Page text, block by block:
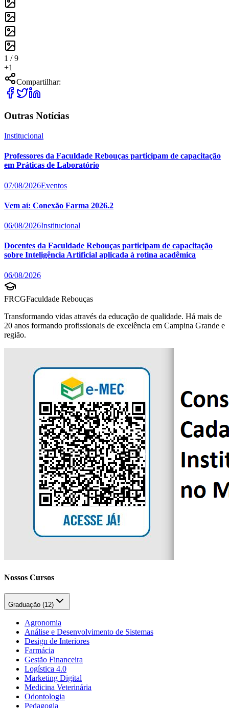
1 /9
+1
Compartilhar:
Outras Notícias
Institucional
Professores da Faculdade Rebouças participam de capacitação
em Práticas de Laboratório
07/08/2026Eventos
Vem aí: Conexão Farma 2026.2
06/08/2026Institucional
Docentes da Faculdade Rebouças participam de capacitação
sobre Inteligência Artificial aplicada à rotina acadêmica
06/08/2026
FRCGFaculdade Rebouças
Transformando vidas através da educação de qualidade. Há mais de
20 anos formando profissionais de excelência em Campina Grande e
região.
Nossos Cursos
Graduação (12)
Agronomia
Análise e Desenvolvimento de Sistemas
Design de Interiores
Farmácia
Gestão Financeira
Logística 4.0
Marketing Digital
Medicina Veterinária
Odontologia
Pedagogia